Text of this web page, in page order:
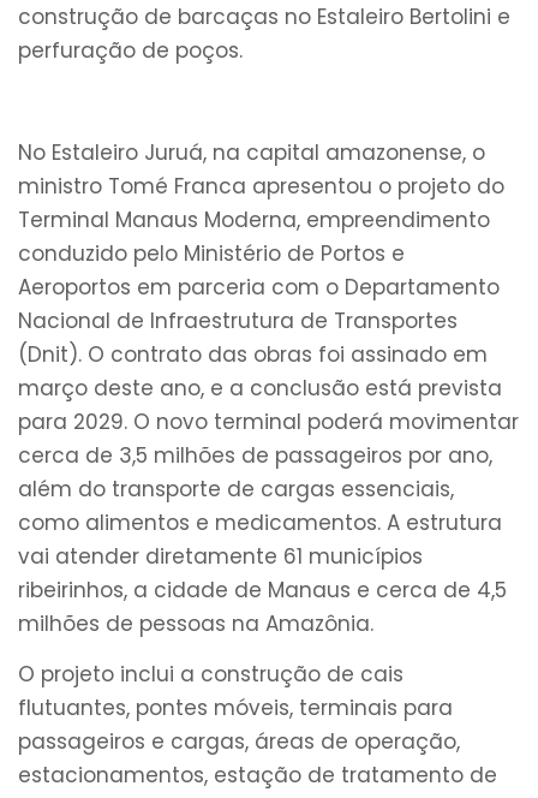
construção de barcaças no Estaleiro Bertolini e
perfuração de poços.
No Estaleiro Juruá, na capital amazonense, o
ministro Tomé Franca apresentou o projeto do
Terminal Manaus Moderna, empreendimento
conduzido pelo Ministério de Portos e
Aeroportos em parceria com o Departamento
Nacional de Infraestrutura de Transportes
(Dnit). O contrato das obras foi assinado em
março deste ano, e a conclusão está prevista
para 2029. O novo terminal poderá movimentar
cerca de 3,5 milhões de passageiros por ano,
além do transporte de cargas essenciais,
como alimentos e medicamentos. A estrutura
vai atender diretamente 61 municípios
ribeirinhos, a cidade de Manaus e cerca de 4,5
milhões de pessoas na Amazônia.
O projeto inclui a construção de cais
flutuantes, pontes móveis, terminais para
passageiros e cargas, áreas de operação,
estacionamentos, estação de tratamento de